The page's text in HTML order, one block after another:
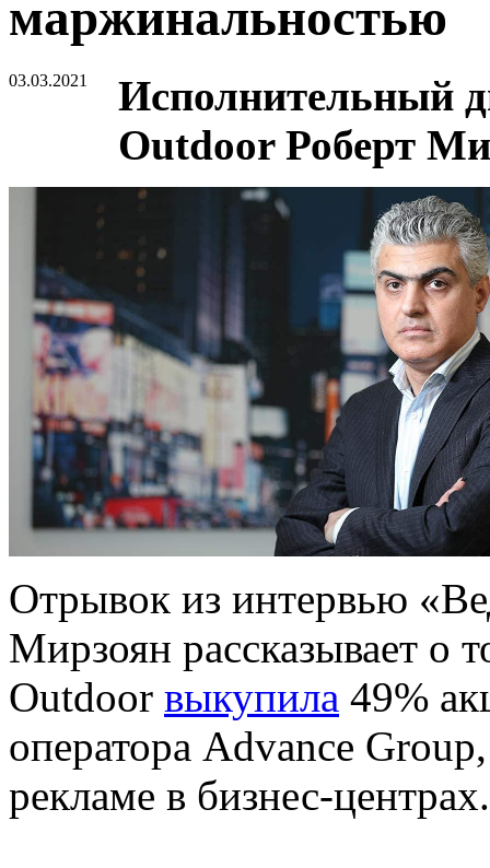
маржинальностью
03.03.2021
Исполнительный
Outdoor Роберт
Отрывок из интервью
Мирзоян рассказывает о
Outdoor выкупила 49%
оператора Advance
рекламе в бизнес-центрах.